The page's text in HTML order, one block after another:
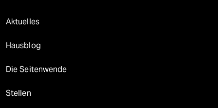
Aktuelles
Hausblog
Die Seitenwende
Stellen